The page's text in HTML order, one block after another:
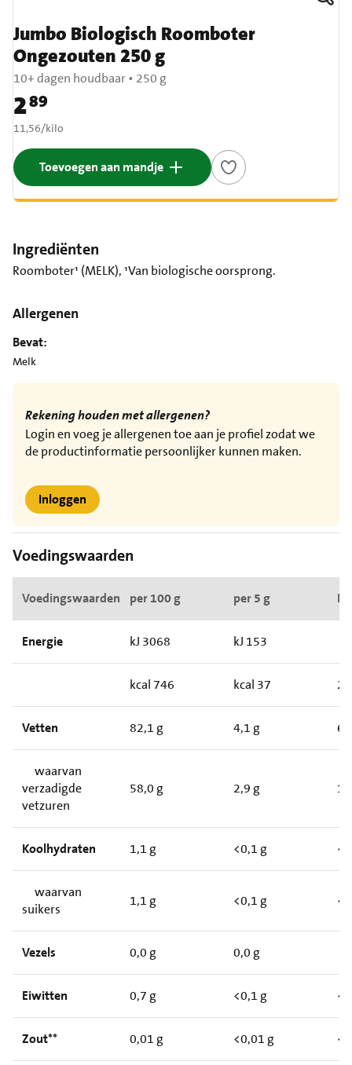
Jumbo Biologisch Roomboter
Ongezouten 250 g
10+ dagen houdbaar• 250 g
Prijs: € 2,89
289
€ 11,56 per kilo
11,56/kilo
Toevoegen aan mandje
Ingrediënten
Roomboter¹ (MELK), ¹Van biologische oorsprong.
Allergenen
Bevat:
Melk
Rekening houden met allergenen?
Login en voeg je allergenen toe aan je profiel zodat we
de productinformatie persoonlijker kunnen maken.
Inloggen
Voedingswaarden
Voedingswaarden per 100 g per 5 g RI*
Energie kJ 3068 kJ 153
kcal 746 kcal 37
Vetten 82,1 g 4,1 g
waarvan
verzadigde
vetzuren
58,0 g 2,9 g
Koolhydraten 1,1 g <0,1 g
waarvan
suikers
1,1 g <0,1 g
Vezels 0,0 g 0,0 g
Eiwitten 0,7 g <0,1 g
Zout** 0,01 g <0,01 g